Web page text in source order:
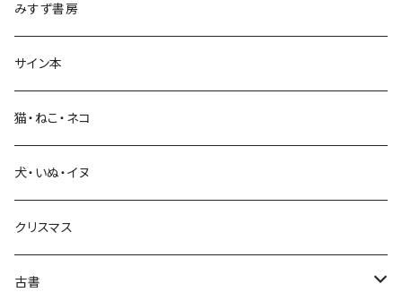
生活・暮らし
芸術・絵画・写真
絵本・児童書
みすず書房
サイン本
猫・ねこ・ネコ
犬・いぬ・イヌ
クリスマス
古書